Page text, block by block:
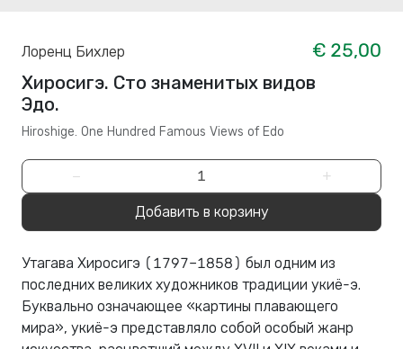
Лоренц Бихлер
€ 25,00
Хиросигэ. Сто знаменитых видов
Эдо.
Hiroshige. One Hundred Famous Views of Edo
− +
Добавить в корзину
Утагава Хиросигэ (1797–1858) был одним из
последних великих художников традиции укиё-э.
Буквально означающее «картины плавающего
мира», укиё-э представляло собой особый жанр